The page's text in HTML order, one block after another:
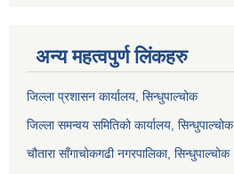
अन्य महत्वपुर्ण लिंकहरु
जिल्ला प्रशासन कार्यालय, सिन्धुपाल्चोक
जिल्ला समन्वय समितिको कार्यालय, सिन्धुपाल्चोक
चौतारा साँगाचोकगढी नगरपालिका, सिन्धुपाल्चोक